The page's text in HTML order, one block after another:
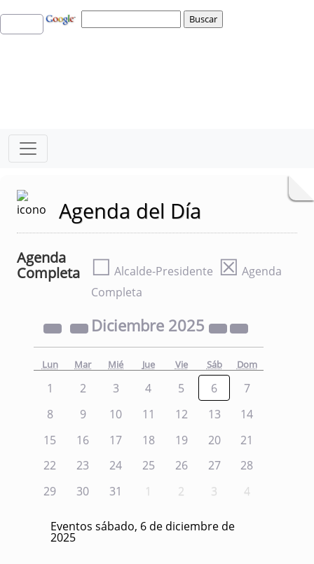
Agenda del Día
Agenda
Completa
☐ Alcalde-Presidente ☒ Agenda
Completa
Diciembre 2025
Lun Mar Mié Jue Vie Sáb Dom
1 2 3 4 5 6
7
8
9 10 11 12 13
14
15
16 17 18 19 20
21
22
23 24 25 26 27
28
29
30 31 1 2 3 4
Eventos sábado, 6 de diciembre de
2025